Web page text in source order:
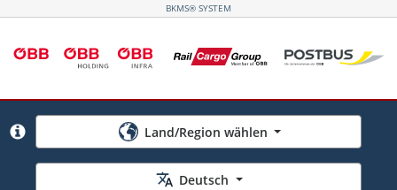
BKMS® SYSTEM
Warum Land/Region auswählen?
Bitte wählen Sie das Land/die Region Ihres aktuellen
Navigieren Sie mit den Pfeiltasten oder geben Sie
Land/Region wählen
Deutsch